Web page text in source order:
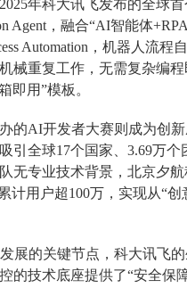
年科大讯飞发布的全球
Agent，融合“AI智能体
Automation，机器人流程
械重复工作，无需复杂编
即用”模板。
的AI开发者大赛则成为创新
引全球17个国家、3.69万
无专业技术背景，北京夕
计用户超100万，实现从“创
展的关键节点，科大讯飞
的技术底座提供了“安全保